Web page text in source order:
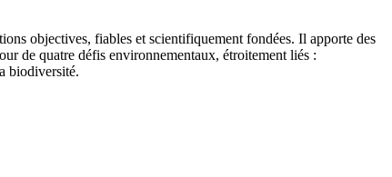
objectives, fiables et scientifiquement fondées. Il apporte des
de quatre défis environnementaux, étroitement liés :
biodiversité.